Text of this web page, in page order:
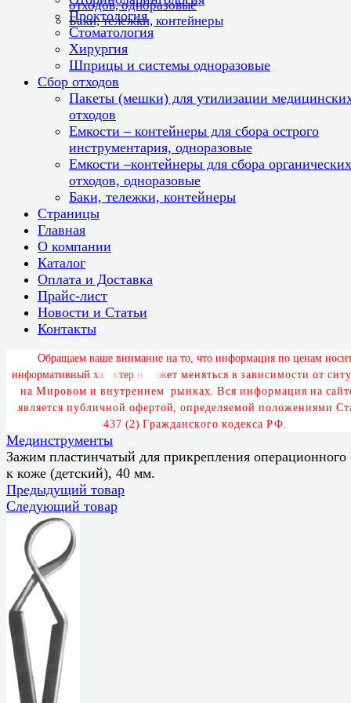
отходов, одноразовые
Баки, тележки, контейнеры
Проктология
Стоматология
Хирургия
Шприцы и системы одноразовые
Сбор отходов
Пакеты (мешки) для утилизации
отходов
Емкости – контейнеры для сбора острого
инструментария, одноразовые
Емкости –контейнеры для сбора органических
отходов, одноразовые
Баки, тележки, контейнеры
Страницы
Главная
О компании
Каталог
Оплата и Доставка
Прайс-лист
Новости и Статьи
Контакты
Обращаем ваше внимание на то, что информация по ценам носи
информативный ха актер и м ожет меняться в зависимости от ситу
на Мировом и внутреннем рынках. Вся информация на сайт
является публичной офертой, определяемой положениями Ст
437 (2) Гражданского кодекса РФ.
Мединструменты
Зажим пластинчатый для прикрепления операционного
к коже (детский), 40 мм.
Предыдущий товар
Следующий товар